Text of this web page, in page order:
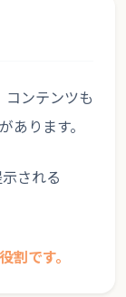
ンテンツも
あります。
される
割です。